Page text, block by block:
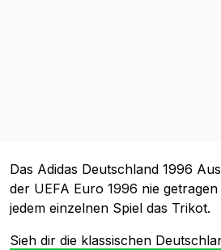
Das Adidas Deutschland 1996
der UEFA Euro 1996 nie
jedem einzelnen Spiel das Trikot.
Sieh dir die klassischen